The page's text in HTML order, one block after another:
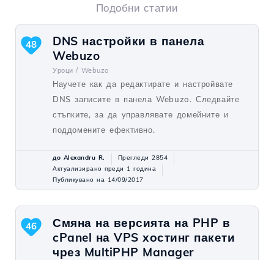
Подобни статии
DNS настройки в панела
Webuzo
Уроци / Webuzo
Научете как да редактирате и настройвате
DNS записите в панела Webuzo. Следвайте
стъпките, за да управлявате домейните и
поддомените ефективно.
48
до Alexandru R.
Прегледи 2854
Актуализирано преди 1 година
Публикувано на 14/09/2017
Смяна на версията на PHP в
cPanel на VPS хостинг пакети
чрез MultiPHP Manager
46